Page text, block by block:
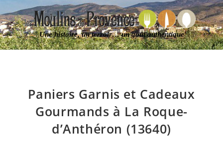
Une histoire, un terroir… un goût authentique
Paniers Garnis et Cadeaux
Gourmands à La Roque-
d’Anthéron (13640)